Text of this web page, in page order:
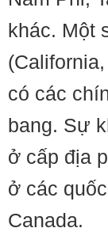
khác. Một
có các
bang. Sự
ở cấp địa
ở các
Canada.